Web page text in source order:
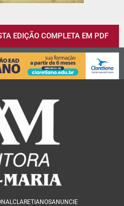
EDIÇÃO COMPLETA EM PDF
CLARETIANOSANUNCIE